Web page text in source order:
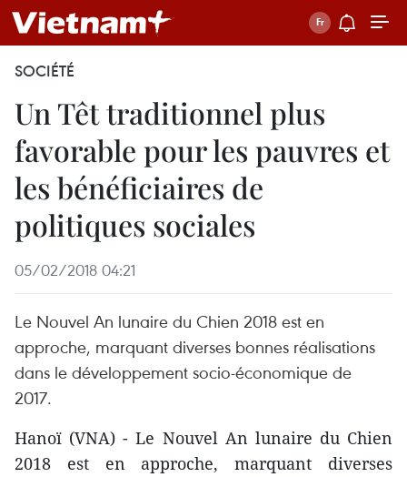
SOCIÉTÉ
Un Têt traditionnel plus
favorable pour les pauvres et
les bénéficiaires de
politiques sociales
05/02/2018 04:21
Le Nouvel An lunaire du Chien 2018 est en
approche, marquant diverses bonnes réalisations
dans le développement socio-économique de
2017.
Hanoï (VNA) - Le Nouvel An lunaire du Chien
2018 est en approche, marquant diverses